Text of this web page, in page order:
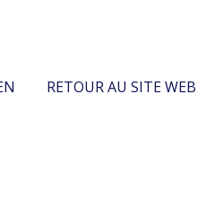
RETOUR AU SITE WEB